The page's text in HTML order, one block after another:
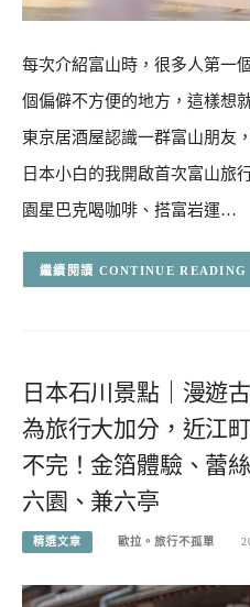
每次介紹富山時，很多人第一
個偏僻不方便的地方，這樣想
東京居酒屋認識一群富山朋友
日本小白的我開啟首次富山旅
園星巴克喝咖啡、搭富岩運…
CONTINUE READING
日本石川景點｜漫遊
為旅行大加分，近江
不完！金箔體驗、蕾
六園、兼六亭
精選文章 歐拉。旅行不孤單